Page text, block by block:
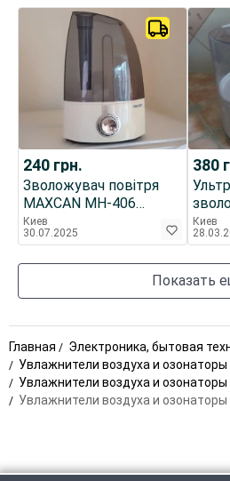
240 грн.
Зволожувач повітря
MAXCAN MH-406
непрацюючий
Киев
30.07.2025
380
Киев
Показать
Главная Электроника, бытовая
Увлажнители воздуха и озонаторы
Увлажнители воздуха и
Увлажнители воздуха и озонаторы